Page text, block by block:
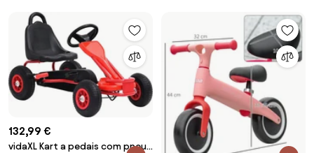
132,99 €
vidaXL Kart a pedais com pneus